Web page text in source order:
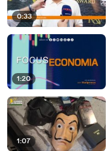
0:33
1:20
1:07